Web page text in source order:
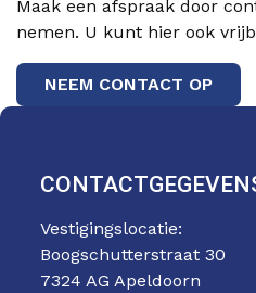
Maak een afspraak door
nemen. U kunt hier ook
NEEM CONTACT OP
Vestigingslocatie:
Boogschutterstraat 30
7324 AG Apeldoorn